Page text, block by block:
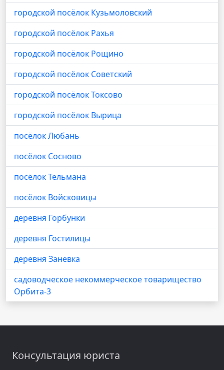
городской посёлок Кузьмоловский
городской посёлок Рахья
городской посёлок Рощино
городской посёлок Советский
городской посёлок Токсово
городской посёлок Вырица
посёлок Любань
посёлок Сосново
посёлок Тельмана
посёлок Войсковицы
деревня Горбунки
деревня Гостилицы
деревня Заневка
садоводческое некоммерческое товарищество
Орбита-3
Консультация юриста